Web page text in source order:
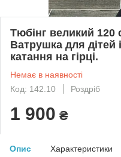
Тюбінг великий
Ватрушка для дітей
катання на гірці.
Немає в наявності
Код: 142.10
Роздріб
1 900 ₴
Опис Характеристики